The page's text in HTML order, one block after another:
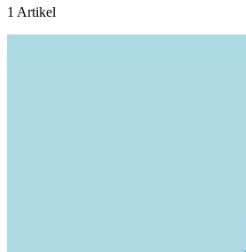
1 Artikel